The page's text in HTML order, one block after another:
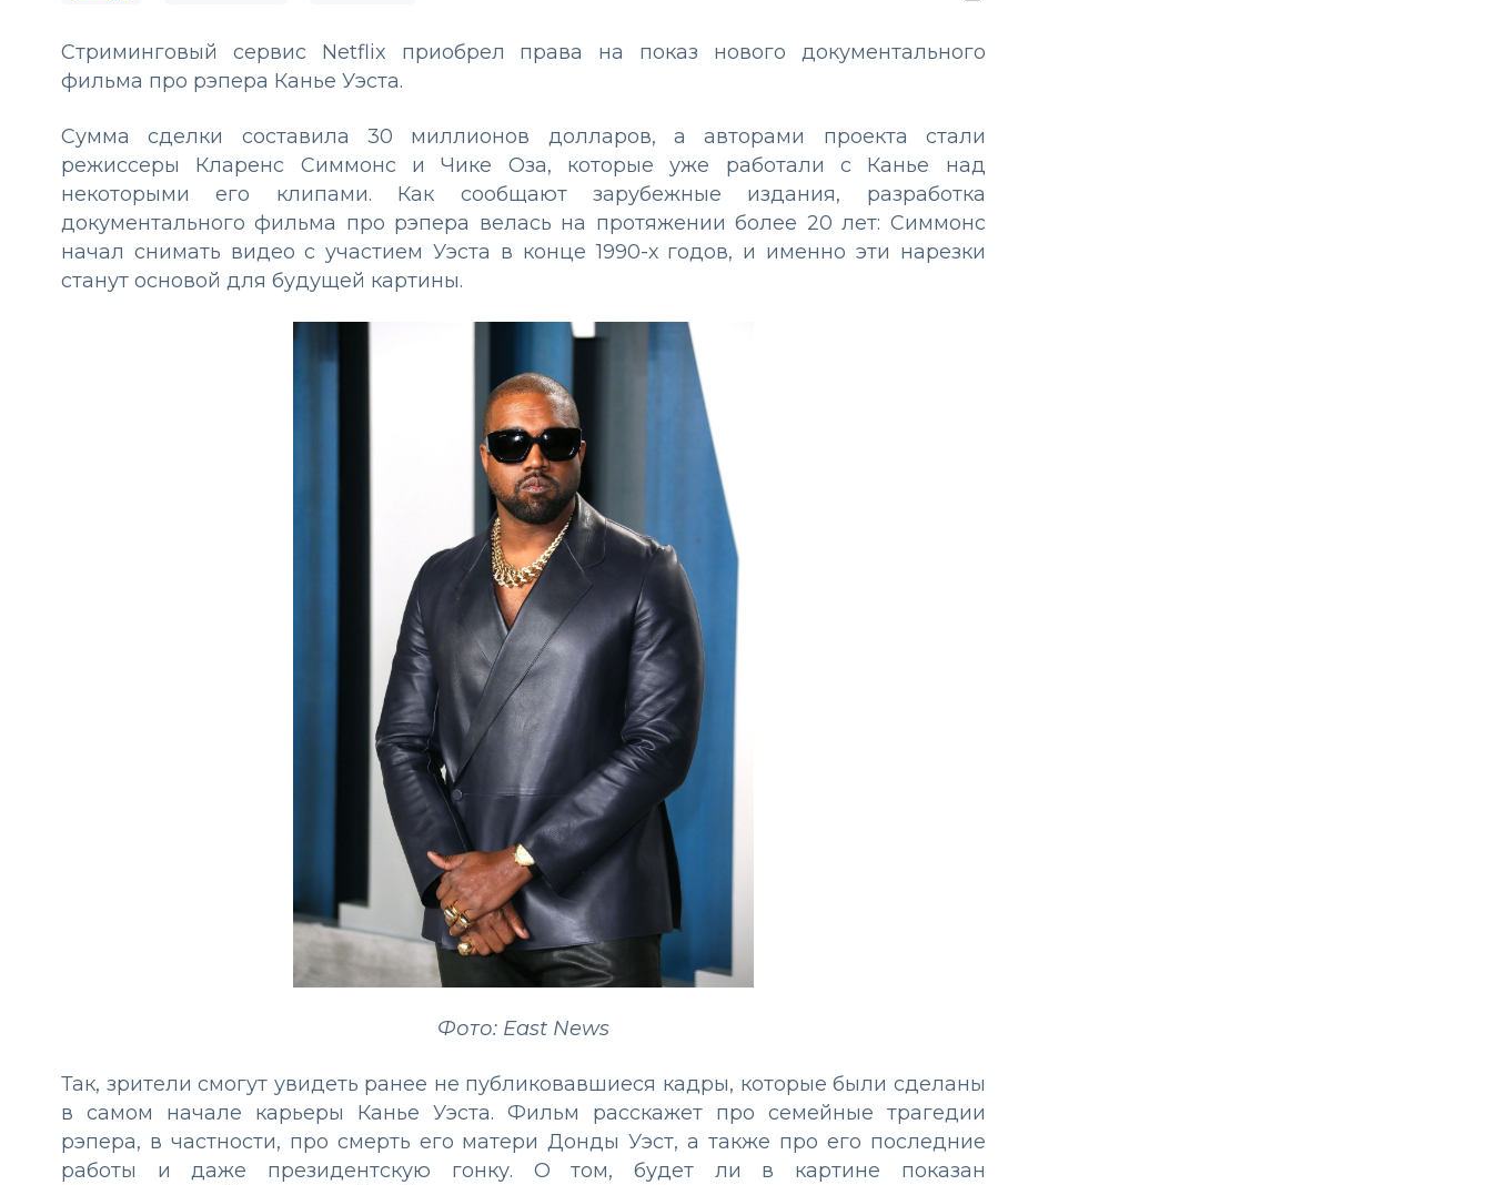
Стриминговый сервис Netflix приобрел права на показ нового документального
фильма про рэпера Канье Уэста.
Сумма сделки составила 30 миллионов долларов, а авторами проекта стали
режиссеры Кларенс Симмонс и Чике Оза, которые уже работали с Канье над
некоторыми его клипами. Как сообщают зарубежные издания, разработка
документального фильма про рэпера велась на протяжении более 20 лет: Симмонс
начал снимать видео с участием Уэста в конце 1990-х годов, и именно эти нарезки
станут основой для будущей картины.
Фото: East News
Так, зрители смогут увидеть ранее не публиковавшиеся кадры, которые были сделаны
в самом начале карьеры Канье Уэста. Фильм расскажет про семейные трагедии
рэпера, в частности, про смерть его матери Донды Уэст, а также про его последние
работы и даже президентскую гонку. О том, будет ли в картине показан